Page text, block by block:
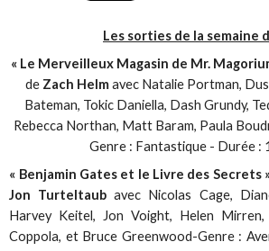
Les sorties de la semaine
« Le Merveilleux Magasin de Mr.
de Zach Helmavec Natalie Portman,
Bateman, Tokic Daniella, Dash Grundy,
Rebecca Northan, Matt Baram, Paula
Genre : Fantastique - Durée :
« Benjamin Gates et le Livre des Secrets
Jon Turteltaub avec Nicolas Cage,
Harvey Keitel, Jon Voight, Helen
Coppola, et Bruce Greenwood-Genre :